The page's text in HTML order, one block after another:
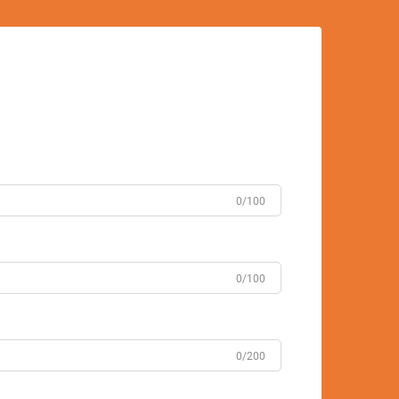
0/100
0/100
0/200